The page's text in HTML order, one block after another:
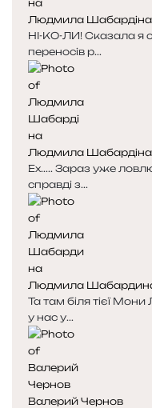
Людмила Шабардіна
НІ-КО-ЛИ! Сказала я
переносів р...
Людмила Шабардіна
Ех..... Зараз уже
справді з...
Людмила
Та там біля тієї
у нас у...
Валерий Чернов